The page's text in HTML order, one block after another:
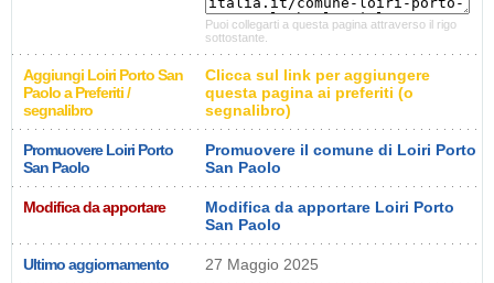
Puoi collegarti a questa pagina attraverso il rigo
sottostante.
Aggiungi Loiri Porto San
Paolo a Preferiti /
segnalibro
Clicca sul link per aggiungere
questa pagina ai preferiti (o
segnalibro)
Promuovere Loiri Porto
San Paolo
Promuovere il comune di Loiri Porto
San Paolo
Modifica da apportare
Modifica da apportare Loiri Porto
San Paolo
Ultimo aggiornamento 27 Maggio 2025